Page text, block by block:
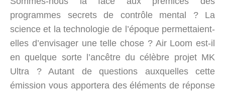
programmes secrets de contrôle mental ? La
science et la technologie de l’époque permettaient-
elles d’envisager une telle chose ? Air Loom est-il
en quelque sorte l’ancêtre du célèbre projet MK
Ultra ? Autant de questions auxquelles cette
émission vous apportera des éléments de réponse